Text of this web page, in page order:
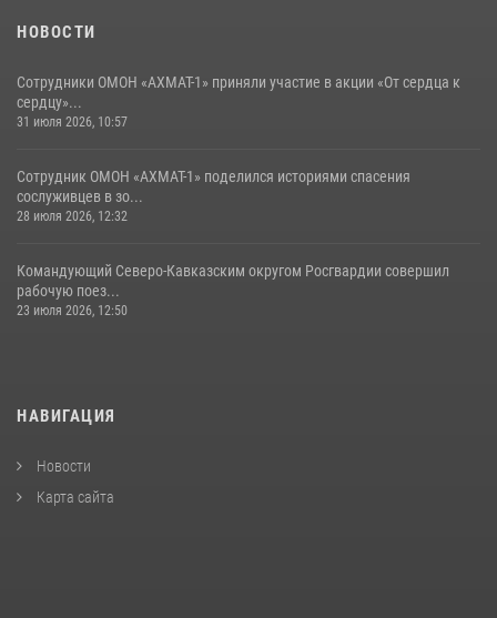
НОВОСТИ
Сотрудники ОМОН «АХМАТ-1» приняли участие в акции «От сердца к
сердцу»...
31 июля 2026, 10:57
Сотрудник ОМОН «АХМАТ-1» поделился историями спасения
сослуживцев в зо...
28 июля 2026, 12:32
Командующий Северо-Кавказским округом Росгвардии совершил
рабочую поез...
23 июля 2026, 12:50
НАВИГАЦИЯ
Новости
Карта сайта